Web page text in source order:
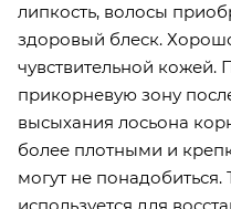
липкость, волосы
здоровый блеск.
чувствительной кожей.
прикорневую зону
высыхания лосьона
более плотными и
могут не понадобиться.